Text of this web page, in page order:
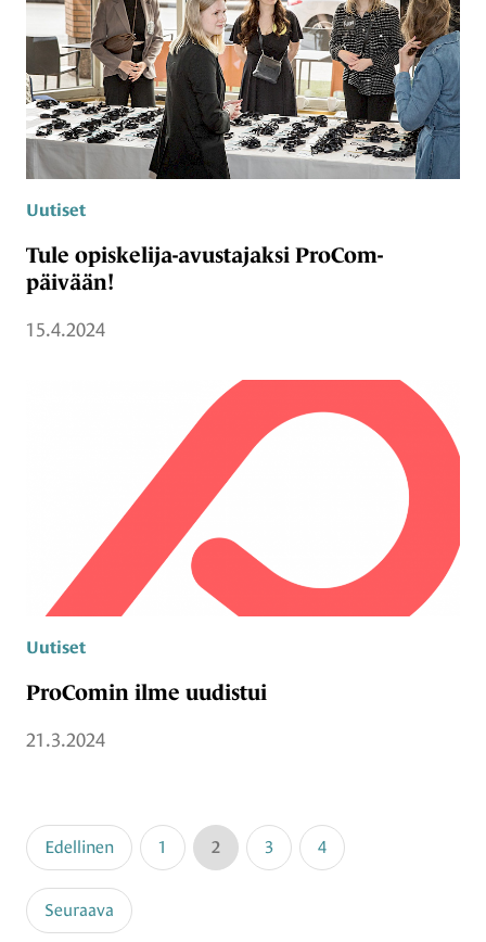
Uutiset
Tule opiskelija-avustajaksi ProCom-
päivään!
15.4.2024
Uutiset
ProComin ilme uudistui
21.3.2024
Edellinen 1 2 3 4
Seuraava